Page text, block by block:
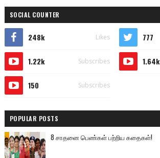
SOCIAL COUNTER
248k Likes 777
1.22k Subscribes 1.64k
150 Subscribes
POPULAR POSTS
8 சாதனை பெண்கள் பற்றிய கதைகள்!